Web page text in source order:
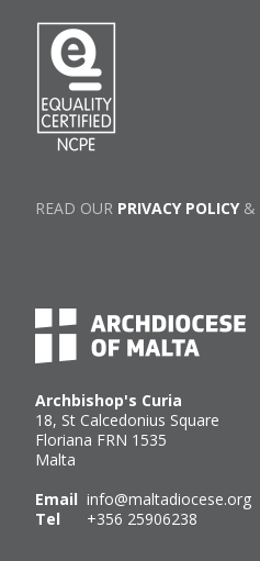
Archbishop's Curia
18, St Calcedonius Square
Floriana FRN 1535
Malta
Email info@maltadiocese.org
Tel +356 25906238
READ OUR PRIVACY POLICY&